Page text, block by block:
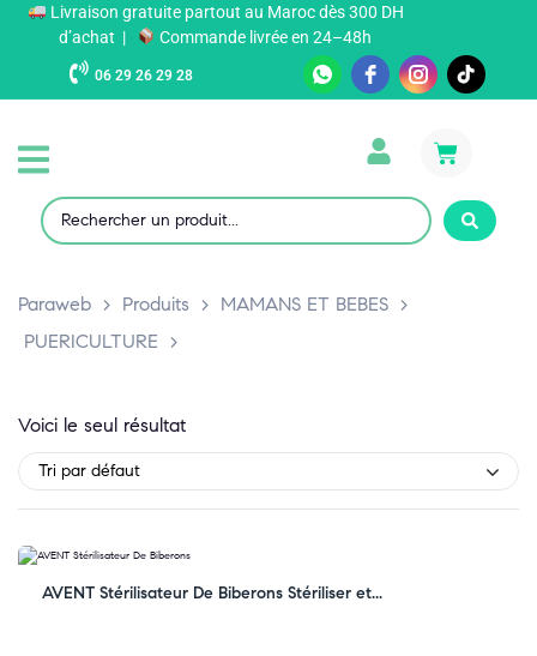
Livraison gratuite partout au Maroc dès 300 DH
d’achat |
Commande livrée en 24–48h
06 29 26 29 28
Paraweb > Produits > MAMANS ET BEBES >
PUERICULTURE
>
Voici le seul résultat
Tri par défaut
AVENT Stérilisateur De Biberons Stériliser et...